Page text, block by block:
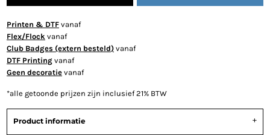
Printen & DTF vanaf
Flex/Flock vanaf
Club Badges (extern besteld) vanaf
DTF Printing vanaf
Geen decoratie vanaf
*alle getoonde prijzen zijn inclusief 21% BTW
Product informatie